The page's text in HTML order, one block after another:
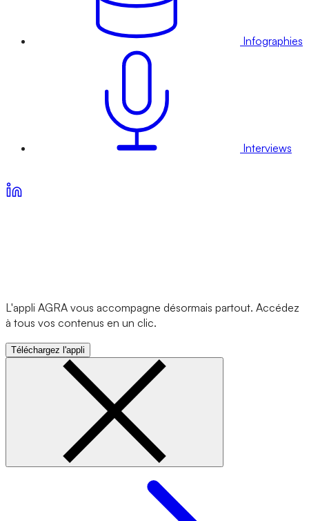
Infographies
Interviews
L'appli AGRA vous accompagne désormais partout. Accédez
à tous vos contenus en un clic.
Téléchargez l'appli